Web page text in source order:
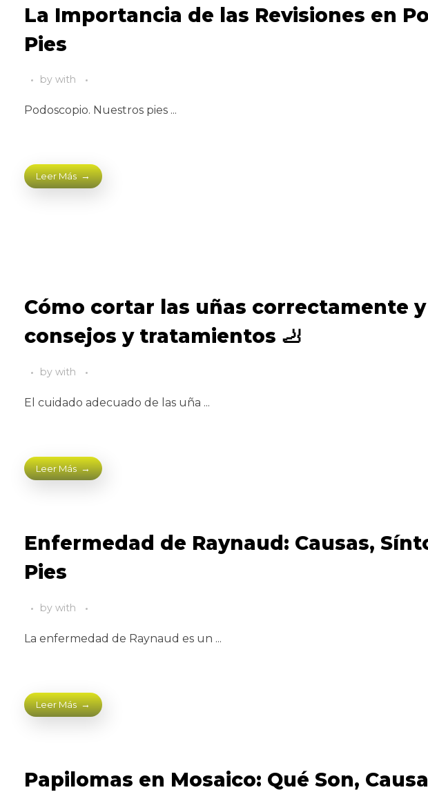
La Importancia de las Revisiones en
Pies
by with
Podoscopio. Nuestros pies ...
Leer Más
Cómo cortar las uñas correctamente
consejos y tratamientos 🦶
by with
El cuidado adecuado de las uña ...
Leer Más
Enfermedad de Raynaud: Causas,
Pies
by with
La enfermedad de Raynaud es un ...
Leer Más
Papilomas en Mosaico: Qué Son,